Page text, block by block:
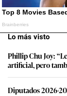
Lo más visto
Phillip Chu Joy:
artificial, pero
Diputados 2026-